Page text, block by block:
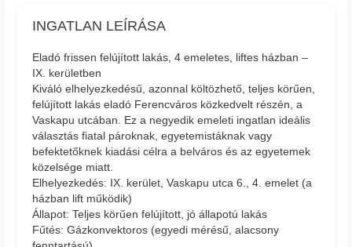
INGATLAN LEÍRÁSA
Eladó frissen felújított lakás, 4 emeletes, liftes házban –
IX. kerületben
Kiváló elhelyezkedésű, azonnal költözhető, teljes körűen,
felújított lakás eladó Ferencváros közkedvelt részén, a
Vaskapu utcában. Ez a negyedik emeleti ingatlan ideális
választás fiatal pároknak, egyetemistáknak vagy
befektetőknek kiadási célra a belváros és az egyetemek
közelsége miatt.
Elhelyezkedés: IX. kerület, Vaskapu utca 6., 4. emelet (a
házban lift működik)
Állapot: Teljes körűen felújított, jó állapotú lakás
Fűtés: Gázkonvektoros (egyedi mérésű, alacsony